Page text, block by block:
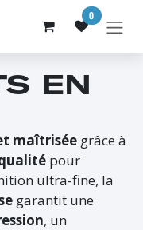
0
EN
maîtrisée grâce à
pour
ultra-fine, la
garantit une
, un